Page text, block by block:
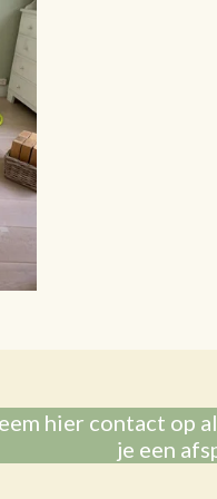
hier contact op
je een